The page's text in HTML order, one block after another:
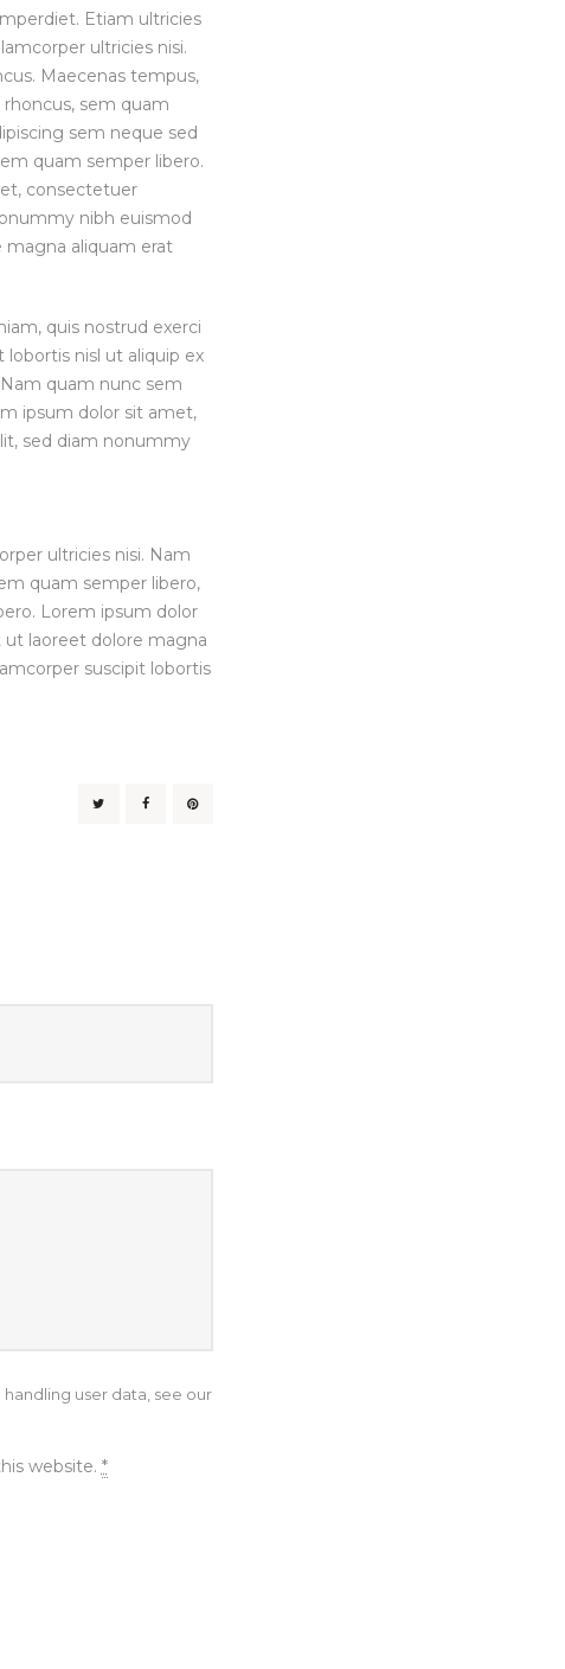
Etiam ultricies
ultricies nisi.
Maecenas tempus,
sem quam
sem neque sed
quam semper libero.
consectetuer
nibh euismod
aliquam erat
quis nostrud exerci
nisl ut aliquip ex
quam nunc sem
ipsum dolor sit amet,
sed diam nonummy
ultricies nisi. Nam
quam semper libero,
Lorem ipsum dolor
laoreet dolore magna
suscipit lobortis
user data, see our
website. *